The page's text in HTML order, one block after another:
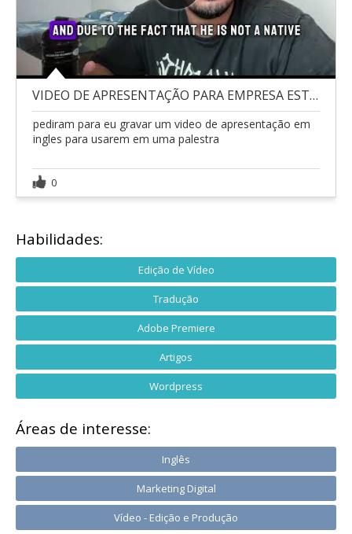
VIDEO DE APRESENTAÇÃO PARA EMPRESA ESTRANGEIRA
pediram para eu gravar um video de apresentação em
ingles para usarem em uma palestra
0
Habilidades:
Edição de Vídeo
Tradução
Adobe Premiere
Artigos
Wordpress
Áreas de interesse:
Inglês
Marketing Digital
Vídeo - Edição e Produção